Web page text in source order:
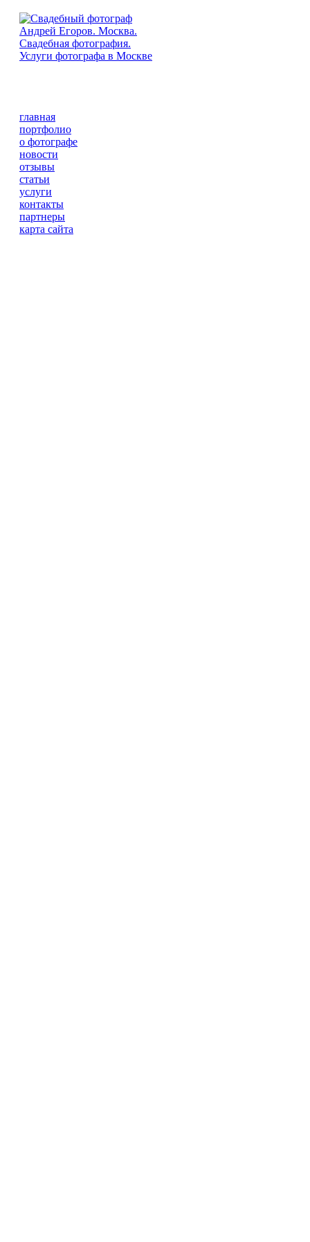
главная
портфолио
о фотографе
новости
отзывы
статьи
услуги
контакты
партнеры
карта сайта